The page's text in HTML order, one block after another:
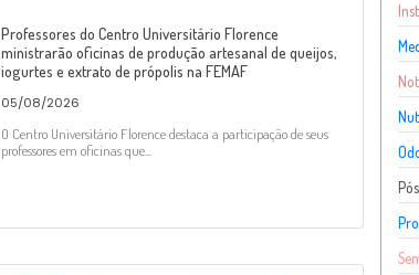
Professores do Centro Universitário Florence
ministrarão oficinas de produção artesanal de queijos,
iogurtes e extrato de própolis na FEMAF
05/08/2026
O Centro Universitário Florence destaca a participação de seus
professores em oficinas que...